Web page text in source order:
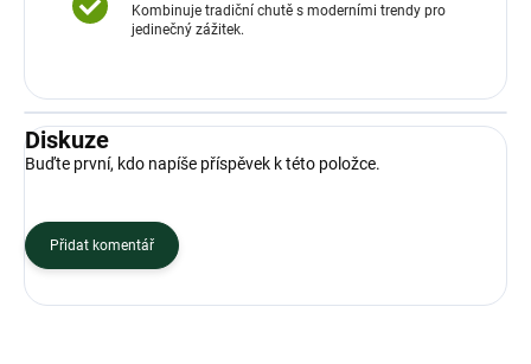
Kombinuje tradiční chutě s moderními trendy pro
jedinečný zážitek.
Diskuze
Buďte první, kdo napíše příspěvek k této položce.
Přidat komentář